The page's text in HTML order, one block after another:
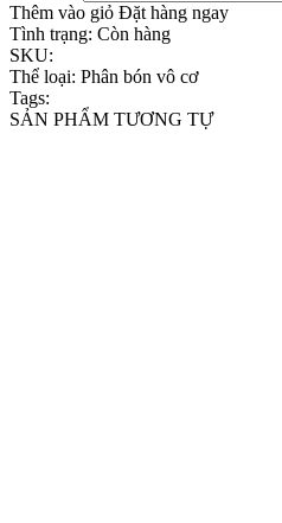
Thêm vào giỏ Đặt hàng ngay
Tình trạng: Còn hàng
SKU:
Thể loại: Phân bón vô cơ
Tags:
SẢN PHẨM TƯƠNG TỰ